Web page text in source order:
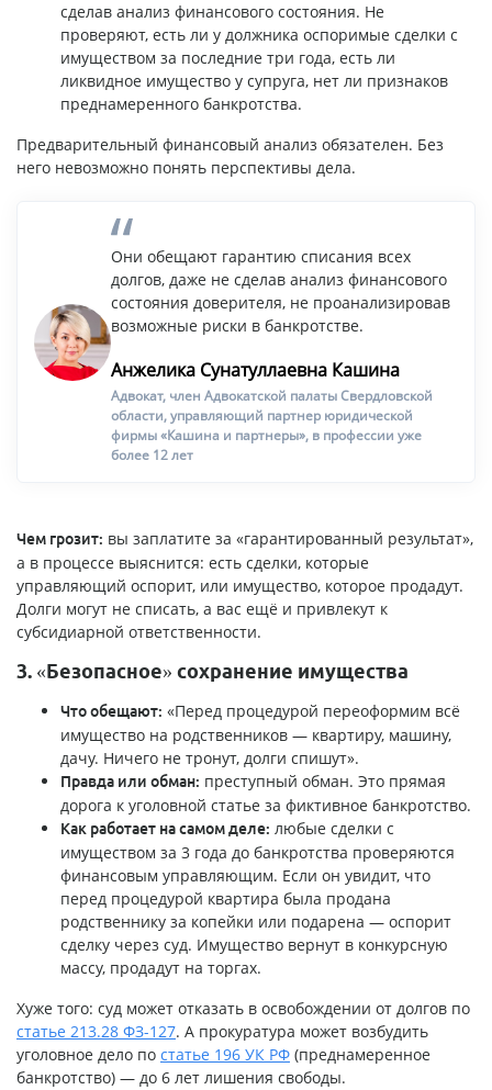
сделав анализ финансового состояния. Не
проверяют, есть ли у должника оспоримые сделки с
имуществом за последние три года, есть ли
ликвидное имущество у супруга, нет ли признаков
преднамеренного банкротства.
Предварительный финансовый анализ обязателен. Без
него невозможно понять перспективы дела.
Они обещают гарантию списания всех
долгов, даже не сделав анализ финансового
состояния доверителя, не проанализировав
возможные риски в банкротстве.
Анжелика Сунатуллаевна Кашина
Адвокат, член Адвокатской палаты Свердловской
области, управляющий партнер юридической
фирмы «Кашина и партнеры», в профессии уже
более 12 лет
Чем грозит: вы заплатите за «гарантированный результат»,
а в процессе выяснится: есть сделки, которые
управляющий оспорит, или имущество, которое продадут.
Долги могут не списать, а вас ещё и привлекут к
субсидиарной ответственности.
3. «Безопасное» сохранение имущества
Что обещают: «Перед процедурой переоформим всё
имущество на родственников — квартиру, машину,
дачу. Ничего не тронут, долги спишут».
Правда или обман: преступный обман. Это прямая
дорога к уголовной статье за фиктивное банкротство.
Как работает на самом деле: любые сделки с
имуществом за 3 года до банкротства проверяются
финансовым управляющим. Если он увидит, что
перед процедурой квартира была продана
родственнику за копейки или подарена — оспорит
сделку через суд. Имущество вернут в конкурсную
массу, продадут на торгах.
Хуже того: суд может отказать в освобождении от долгов по
статье 213.28 ФЗ-127. А прокуратура может возбудить
уголовное дело по статье 196 УК РФ (преднамеренное
банкротство) — до 6 лет лишения свободы.